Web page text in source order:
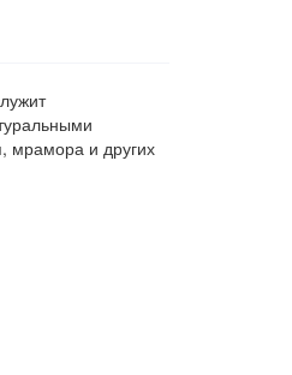
мрамора и других